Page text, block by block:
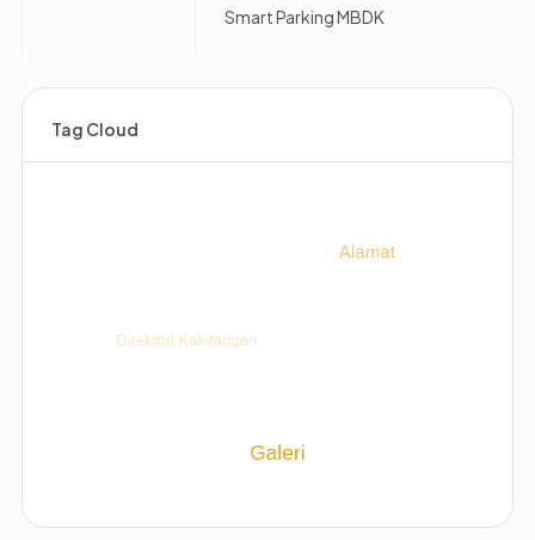
Smart Parking MBDK
Tag Cloud